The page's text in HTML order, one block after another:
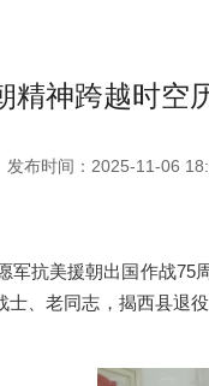
精神跨越时
发布时间：2025-11-06
抗美援朝出国作战75
、老同志，揭西县退